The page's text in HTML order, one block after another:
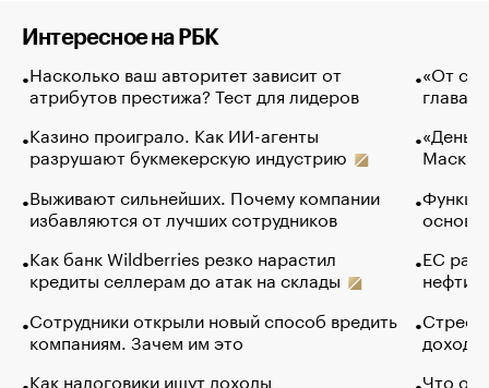
Интересное на РБК
Насколько ваш авторитет зависит от
атрибутов престижа? Тест для лидеров
Казино проиграло. Как ИИ-агенты
разрушают букмекерскую индустрию
Выживают сильнейших. Почему компании
избавляются от лучших сотрудников
Как банк Wildberries резко нарастил
кредиты селлерам до атак на склады
Сотрудники открыли новый способ вредить
компаниям. Зачем им это
Как налоговики ищут доходы
«От
глава
Маск в
основ
ЕС
нефти
Что